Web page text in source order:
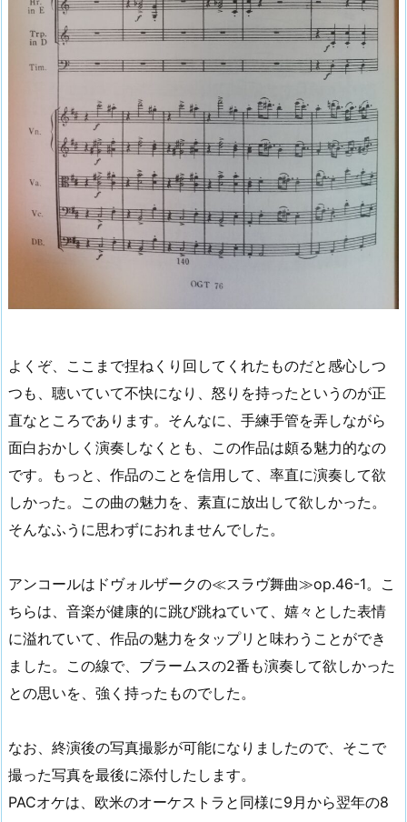
よくぞ、ここまで捏ねくり回してくれたものだと感心しつ
つも、聴いていて不快になり、怒りを持ったというのが正
直なところであります。そんなに、手練手管を弄しながら
面白おかしく演奏しなくとも、この作品は頗る魅力的なの
です。もっと、作品のことを信用して、率直に演奏して欲
しかった。この曲の魅力を、素直に放出して欲しかった。
そんなふうに思わずにおれませんでした。
アンコールはドヴォルザークの≪スラヴ舞曲≫op.46-1。こ
ちらは、音楽が健康的に跳び跳ねていて、嬉々とした表情
に溢れていて、作品の魅力をタップリと味わうことができ
ました。この線で、ブラームスの2番も演奏して欲しかった
との思いを、強く持ったものでした。
なお、終演後の写真撮影が可能になりましたので、そこで
撮った写真を最後に添付したします。
PACオケは、欧米のオーケストラと同様に9月から翌年の8